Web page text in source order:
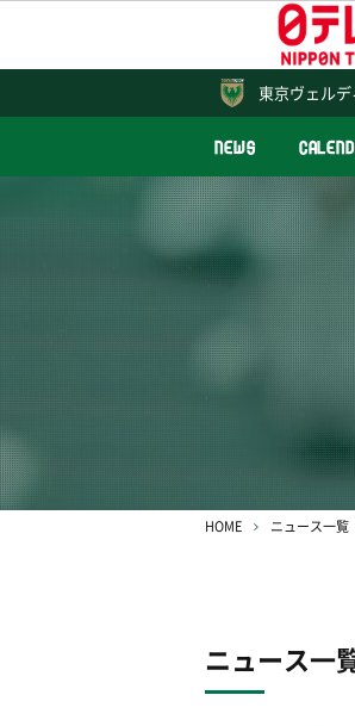
NEWS
東京ヴェルデ
HOME ニュース一覧
ニュース一